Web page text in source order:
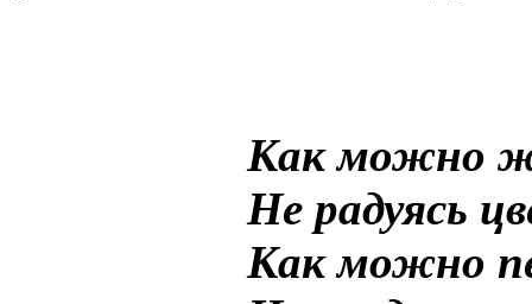
Как можно
Не радуясь
Как можно